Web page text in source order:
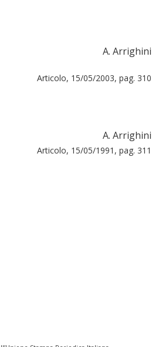
A. Arrighini
Articolo, 15/05/2003, pag. 310
A. Arrighini
Articolo, 15/05/1991, pag. 311